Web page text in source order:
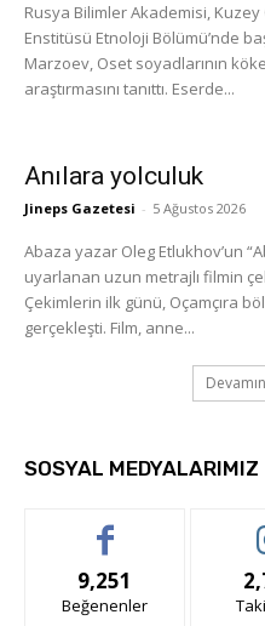
Rusya Bilimler Akademisi,
Enstitüsü Etnoloji Bölümü’nde
Marzoev, Oset soyadlarının
araştırmasını tanıttı. Eserde...
Anılara yolculuk
Jineps Gazetesi - 5 Ağustos 2026
Abaza yazar Oleg Etlukhov’un
uyarlanan uzun metrajlı filmin
Çekimlerin ilk günü, Oçamçıra
gerçekleşti. Film, anne...
SOSYAL MEDYALARIMIZ
9,251
Beğenenler